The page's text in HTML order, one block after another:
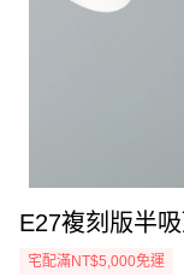
E27複刻版半
宅配滿NT$5,000免運